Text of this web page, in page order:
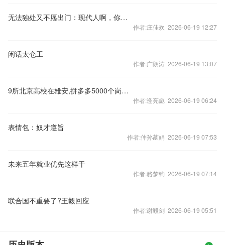
无法独处又不愿出门：现代人啊，你到底要如何安放你的生活
作者:庄佳欢 2026-06-19 12:27
闲话太仓工
作者:广朗涛 2026-06-19 13:07
9所北京高校在雄安,拼多多5000个岗位给它们递上了一张“用人订单”
作者:逄亮彪 2026-06-19 06:24
表情包：奴才遵旨
作者:仲孙菡娟 2026-06-19 07:53
未来五年就业优先这样干
作者:骆梦钧 2026-06-19 07:14
联合国不重要了?王毅回应
作者:谢毅剑 2026-06-19 05:51